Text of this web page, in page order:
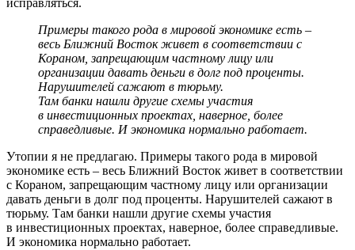
исправляться.
Примеры такого рода в мировой экономике есть –
весь Ближний Восток живет в соответствии с
Кораном, запрещающим частному лицу или
организации давать деньги в долг под проценты.
Нарушителей сажают в тюрьму.
Там банки нашли другие схемы участия
в инвестиционных проектах, наверное, более
справедливые. И экономика нормально работает.
Утопии я не предлагаю. Примеры такого рода в мировой
экономике есть – весь Ближний Восток живет в соответствии
с Кораном, запрещающим частному лицу или организации
давать деньги в долг под проценты. Нарушителей сажают в
тюрьму. Там банки нашли другие схемы участия
в инвестиционных проектах, наверное, более справедливые.
И экономика нормально работает.